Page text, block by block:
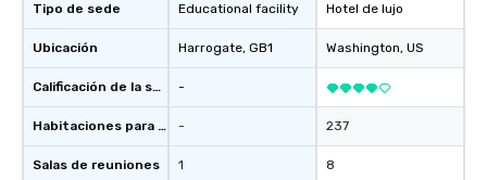
Tipo de sede
Ubicación
Calificación de la sede
Habitaciones para huéspedes
Salas de reuniones
Educational facility
Harrogate, GB1
-
-
1
Hotel de lujo
Washington, US
237
8